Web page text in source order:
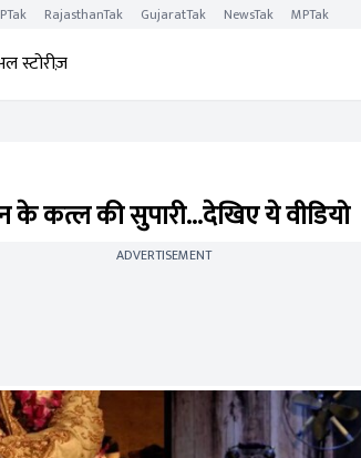
RajasthanTak GujaratTak NewsTak MPTak
स्टोरीज़
कत्ल की सुपारी...देखिए ये वीडियो
ADVERTISEMENT